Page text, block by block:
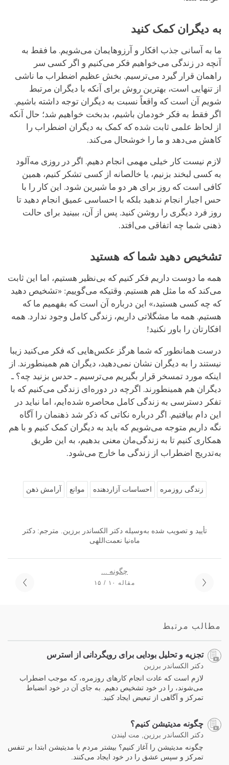
به دیگران کمک کنید
ما به آسانی جذب افکار و آرزوهایمان می‌شویم. ما فقط به
آنچه در زندگی می‌خواهیم فکر می‌کنیم و اگر کسی سر
راهمان قرار گیرد می‌ترسیم. بخش عظیم اضطراب ما ناشی
از تنهایی است، بهترین روش برای آنکه با دیگران مرتبط
شویم آن است که واقعاً نسبت به دیگران توجه داشته باشیم.
اگر فقط به فکر خودمان باشیم، بدبخت خواهیم شد؛ حال آنکه
از لحاظ علمی ثابت شده که کمک به دیگران اضطراب را
کاهش می‌دهد و ما را خوشحال می‌کند.
لازم نیست کار خیلی مهمی انجام دهیم. اگر در روزی مه‌آلود
به کسی لبخند بزنیم، یا خالصانه از کسی تشکر کنیم، همین
کافی است که روز برای هر دو ما شیرین شود. این کار را با
حس اجبار انجام ندهید بلکه با احساسی عمیق انجام دهید تا
روز فرد دیگری را روشن کنید. پس از آن، ببینید برای حالت
ذهنی شما چه اتفاقی می‌افتد.
تشخیص دهید شما که هستید
همه ما دوست داریم فکر کنیم که بی‌نظیر هستیم، اما این ثابت
می‌کند که ما مثل هم هستیم. وقتیکه می‌گوییم: «تشخیص دهید
که چه کسی هستید،» این درباره آن است که بفهمیم ما که
هستیم. همه ما مشگلاتی داریم، زندگی کامل وجود ندارد. همه
افکارتان را باور نکنید!
درست همانطور که شما هرگز عکس‌هایی که فکر می‌کنید زیبا
نیستند را به دیگران نشان نمی‌دهید، دیگران هم همینطورند. از
اینکه مورد تمسخر قرار بگیریم می‌ترسیم ـ حدس بزنید چه؟ ـ
دیگران هم همینطورند. اگرچه در دوره‌ای زندگی می‌کنیم که با
تفکر دسترسی به زندگی کامل محاصره شده‌ایم، اما نباید در
این دام بیافتیم. اگر درباره نکاتی که ذکر شد ذهنمان را آگاه
نگه داریم متوجه می‌شویم که باید به دیگران کمک کنیم و با هم
همکاری کنیم تا به زندگی‌مان معنی بدهیم، به این طریق
به‌تدریج اضطراب از زندگی‌ ما خارج می‌شود.
زندگی روزمره احساسات آزاردهنده موانع آرامش ذهن
تأیید و تصویب شده به‌وسیله دکتر الکساندر برزین. مترجم: دکتر
ماه‌نیا نعمت‌اللهی
چگونه ...
مقاله ۱۰ / ۱۵
مطالب مرتبط
تجزیه و تحلیل بودایی برای رویگردانی از استرس
دکتر الکساندر برزین
لازم است که عادت انجام کارهای روزمره، که موجب اضطراب
می‌شوند، را در خود تشخیص دهیم. به جای آن در خود انضباط
تمرکز و آگاهی از تبعیض ایجاد کنید.
چگونه مدیتیشن کنیم؟
دکتر الکساندر برزین, مت لیندن
چگونه مدیتیشن را آغاز کنیم؟ بیشتر مردم با مدیتیشن ابتدا بر تنفس
تمرکز و سپس عشق را در خود ایجاد می‌کنند.